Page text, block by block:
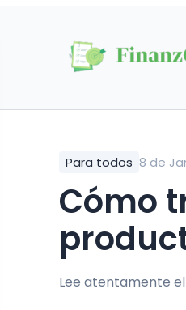
Para todos 8 de
Cómo trabajar en línea de forma eficiente y
Lee atentamente